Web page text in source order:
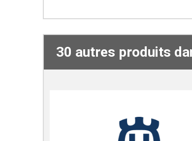
30 autres produits